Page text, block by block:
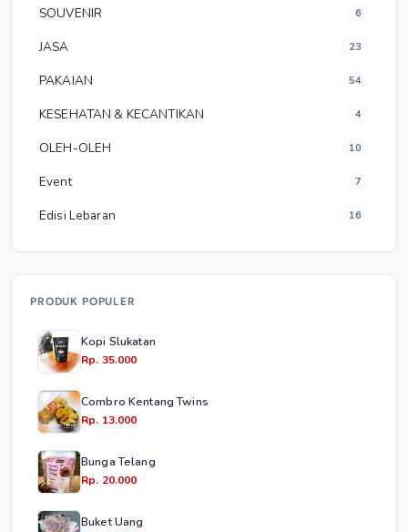
SOUVENIR 6
JASA 23
PAKAIAN 54
KESEHATAN & KECANTIKAN 4
OLEH-OLEH 10
Event 7
Edisi Lebaran 16
PRODUK POPULER
Kopi Slukatan
Rp. 35.000
Combro Kentang Twins
Rp. 13.000
Bunga Telang
Rp. 20.000
Buket Uang